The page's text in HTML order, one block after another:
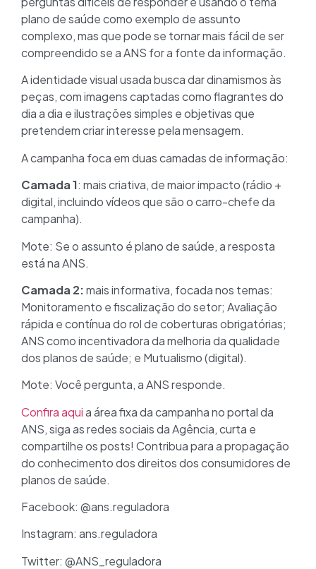
plano de saúde como exemplo de assunto
complexo, mas que pode se tornar mais fácil de ser
compreendido se a ANS for a fonte da informação.
A identidade visual usada busca dar dinamismos às
peças, com imagens captadas como flagrantes do
dia a dia e ilustrações simples e objetivas que
pretendem criar interesse pela mensagem.
A campanha foca em duas camadas de informação:
Camada 1: mais criativa, de maior impacto (rádio +
digital, incluindo vídeos que são o carro-chefe da
campanha).
Mote: Se o assunto é plano de saúde, a resposta
está na ANS.
Camada 2:mais informativa, focada nos temas:
Monitoramento e fiscalização do setor; Avaliação
rápida e contínua do rol de coberturas obrigatórias;
ANS como incentivadora da melhoria da qualidade
dos planos de saúde; e Mutualismo (digital).
Mote: Você pergunta, a ANS responde.
Confira aquia área fixa da campanha no portal da
ANS, siga as redes sociais da Agência, curta e
compartilhe os posts! Contribua para a propagação
do conhecimento dos direitos dos consumidores de
planos de saúde.
Facebook: @ans.reguladora
Instagram: ans.reguladora
Twitter: @ANS_reguladora